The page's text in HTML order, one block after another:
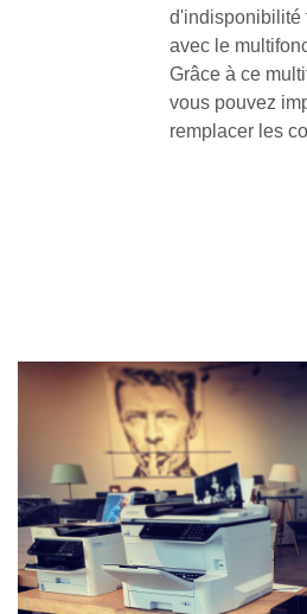
d'indisponibilité
avec le
Grâce à ce
vous pouvez
remplacer les